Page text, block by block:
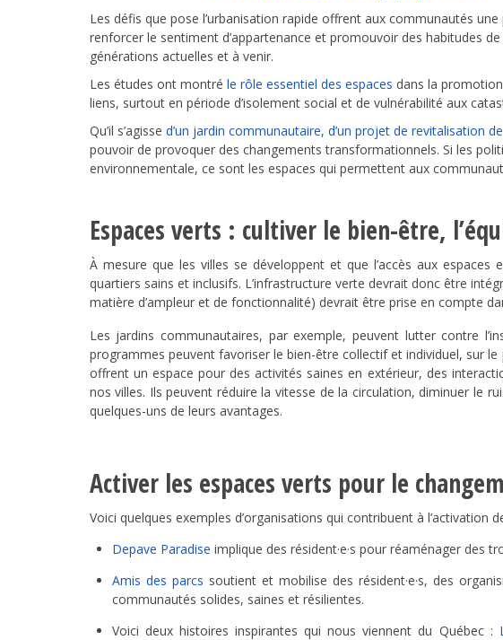
Les défis que pose l’urbanisation rapide offrent aux communautés
renforcer le sentiment d’appartenance et promouvoir des habitudes
générations actuelles et à venir.
Les études ont montré le rôle essentiel des espaces dans la
liens, surtout en période d’isolement social et de vulnérabilité aux
Qu’il s’agisse d’un jardin communautaire, d’un projet de revitalisation
pouvoir de provoquer des changements transformationnels. Si les
environnementale, ce sont les espaces qui permettent aux
Espaces verts : cultiver le bien-être,
À mesure que les villes se développent et que l’accès aux
quartiers sains et inclusifs. L’infrastructure verte devrait donc être
matière d’ampleur et de fonctionnalité) devrait être prise en compte
Les jardins communautaires, par exemple, peuvent lutter contre
programmes peuvent favoriser le bien-être collectif et individuel, sur
offrent un espace pour des activités saines en extérieur, des
nos villes. Ils peuvent réduire la vitesse de la circulation, diminuer le
quelques-uns de leurs avantages.
Activer les espaces verts pour le
Voici quelques exemples d’organisations qui contribuent à
Depave Paradise implique des résident·e·s pour réaménager des
Amis des parcs soutient et mobilise des résident·e·s, des
communautés solides, saines et résilientes.
Voici deux histoires inspirantes qui nous viennent du Québec :